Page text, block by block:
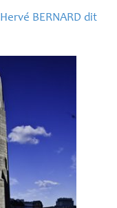
Hervé BERNARD dit